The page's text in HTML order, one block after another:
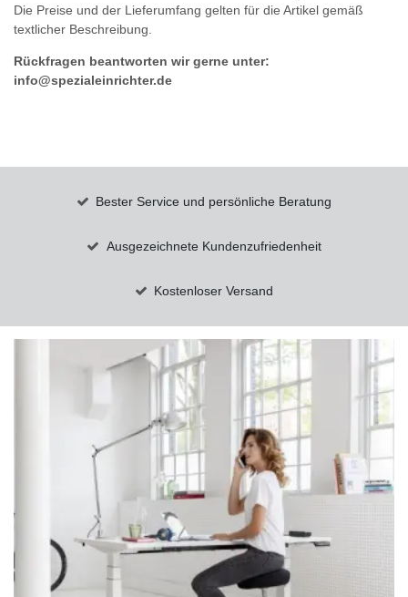
Die Preise und der Lieferumfang gelten für die Artikel gemäß
textlicher Beschreibung.
Rückfragen beantworten wir gerne unter:
info@spezialeinrichter.de
Bester Service und persönliche Beratung
Ausgezeichnete Kundenzufriedenheit
Kostenloser Versand